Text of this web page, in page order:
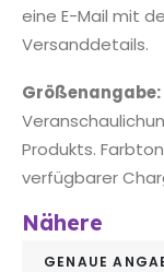
eine E-Mail mit
Versanddetails.
Größenangabe:
Produkts.
verfügbarer
Nähere
GENAUE